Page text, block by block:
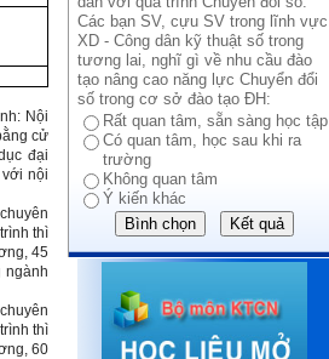
Nội
cử
đại
nội
thì
45
ngành
thì
60
Các bạn SV, cựu SV trong lĩnh vực
XD - Công dân kỹ thuật số trong
tương lai, nghĩ gì về nhu cầu đào
tạo nâng cao năng lực Chuyển đổi
số trong cơ sở đào tạo ĐH:
Rất quan tâm, sẵn sàng học tập
Có quan tâm, học sau khi ra
trường
Không quan tâm
Ý kiến khác